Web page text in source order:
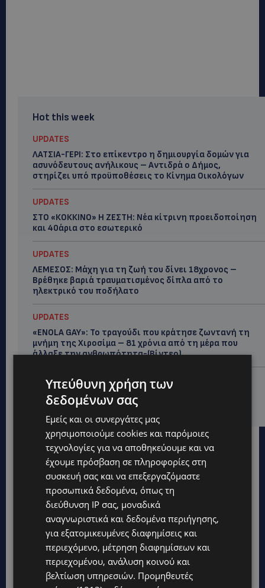
Hot this week
UPDATES
ΛΑΤΣΙΑ-ΓΕΡΙ: Στο επίκεντρο η δημιουργία δομών για
ασυνόδευτους ανήλικους – Αντιδρά ο Δήμος,
στηρίζει υπό προϋποθέσεις το Κίνημα Οικολόγων
UPDATES
ΣΤΟ «ΚΟΚΚΙΝΟ» Η ΖΕΣΤΗ: Νέα κίτρινη προειδοποίηση
και 40άρια στο εσωτερικό
UPDATES
ΛΕΜΕΣΟΣ: Μάχη για τη ζωή του δίνει 18χρονος –
Βρέθηκε βαριά τραυματισμένος δίπλα από το
ηλεκτρικό του ποδήλατο
UPDATES
«ENOLA GAY»: Το τραγούδι που κράτησε ζωντανή τη
μνήμη της Χιροσίμα – 81 χρόνια από τη μέρα που
άλλαξε την ανθρωπότητα-(Bίντεο)
ΚΟΣΜΙΚΑ
PERNERA BEACH HOTEL: Εκλεκτές παρουσίες στα 50
χρόνια ενός ιστορικού ξενοδοχείου-Ποιους είδαμε
Υπεύθυνη χρήση των
δεδομένων σας
Εμείς και οι συνεργάτες μας
χρησιμοποιούμε cookies και παρόμοιες
τεχνολογίες για να αποθηκεύουμε και να
έχουμε πρόσβαση σε πληροφορίες στη
συσκευή σας και να επεξεργαζόμαστε
προσωπικά δεδομένα, όπως τη
διεύθυνση IP σας, μοναδικά
αναγνωριστικά και δεδομένα περιήγησης,
για εξατομικευμένες διαφημίσεις και
περιεχόμενο, μέτρηση διαφημίσεων και
περιεχομένου, ανάλυση κοινού και
βελτίωση υπηρεσιών. Προμηθευτές